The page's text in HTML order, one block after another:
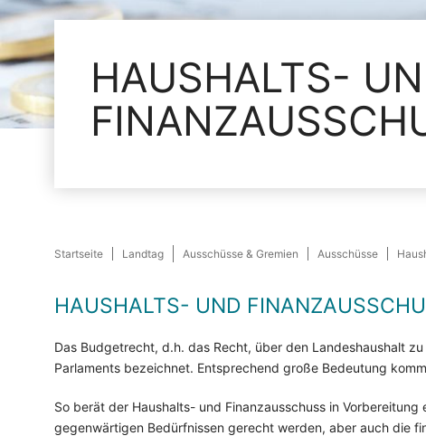
HAUSHALTS-
Startseite Landtag Ausschüsse & Gremien Ausschüsse
HAUSHALTS- UND
Das Budgetrecht, d.h. das Recht, über den Landeshaushalt
Parlaments bezeichnet. Entsprechend große Bedeutung
So berät der Haushalts- und Finanzausschuss in
gegenwärtigen Bedürfnissen gerecht werden, aber auch die